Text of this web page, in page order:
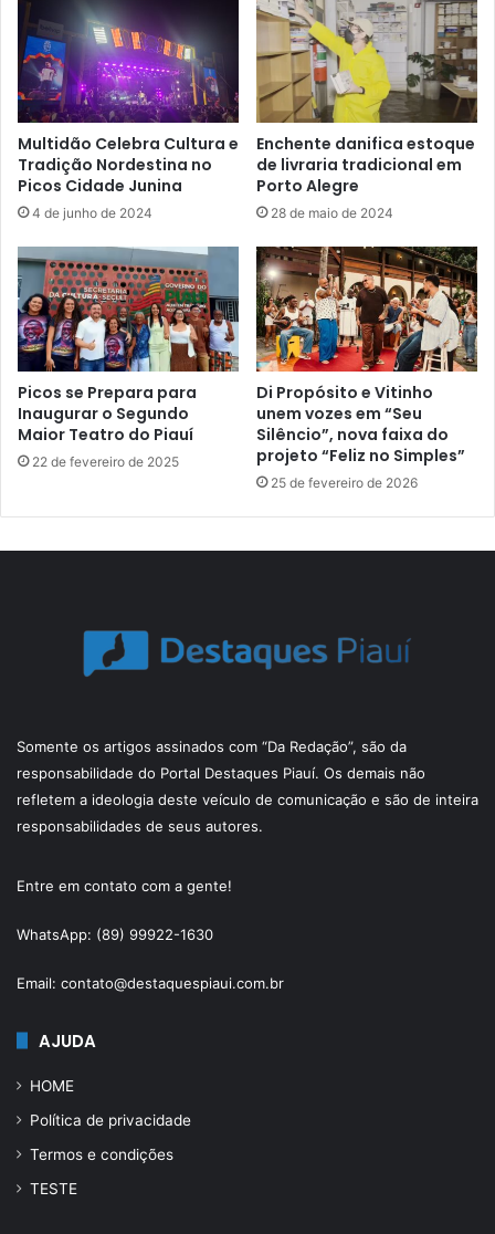
Multidão Celebra Cultura e
Tradição Nordestina no
Picos Cidade Junina
4 de junho de 2024
Enchente danifica estoque
de livraria tradicional em
Porto Alegre
28 de maio de 2024
Picos se Prepara para
Inaugurar o Segundo
Maior Teatro do Piauí
22 de fevereiro de 2025
Di Propósito e Vitinho
unem vozes em “Seu
Silêncio”, nova faixa do
projeto “Feliz no Simples”
25 de fevereiro de 2026
Somente os artigos assinados com “Da Redação”, são da
responsabilidade do Portal Destaques Piauí. Os demais não
refletem a ideologia deste veículo de comunicação e são de inteira
responsabilidades de seus autores.
Entre em contato com a gente!
WhatsApp: (89) 99922-1630
Email: contato@destaquespiaui.com.br
AJUDA
HOME
Política de privacidade
Termos e condições
TESTE